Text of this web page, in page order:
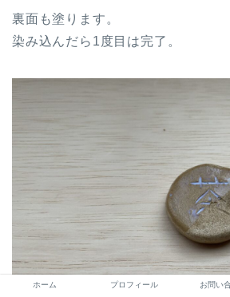
裏面も塗ります。
染み込んだら1度目は完了。
ホーム プロフィール お問い
お